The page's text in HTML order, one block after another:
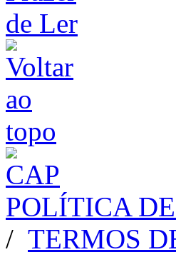
POLÍTICA
/ TERMOS